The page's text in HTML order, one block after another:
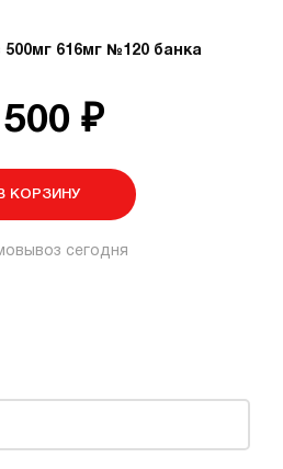
616мг №120 банка
₽
КОРЗИНУ
сегодня